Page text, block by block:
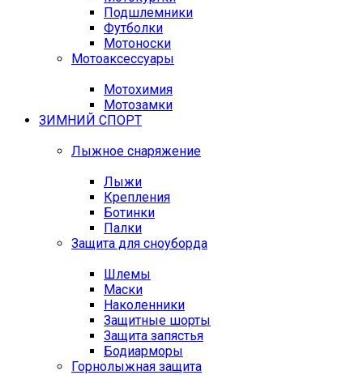
Подшлемники
Футболки
Мотоноски
Мотоаксессуары
Мотохимия
Мотозамки
ЗИМНИЙ СПОРТ
Лыжное снаряжение
Лыжи
Крепления
Ботинки
Палки
Защита для сноуборда
Шлемы
Маски
Наколенники
Защитные шорты
Защита запястья
Бодиарморы
Горнолыжная защита